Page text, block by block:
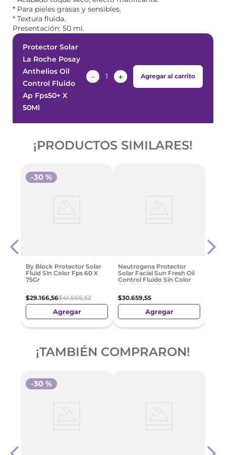
* Para pieles grasas y sensibles.
* Textura fluida.
Presentación: 50 ml.
Protector Solar
La Roche Posay
Anthelios Oil
Control Fluido
Ap Fps50+ X
50Ml
＋
－ Agregar al carrito
¡PRODUCTOS SIMILARES!
By Block Protector Solar
Fluid Sin Color Fps 60 X
75Gr
$29.166,56$41.666,52
-30 %
Agregar
Neutrogena Protector
Solar Facial Sun Fresh Oil
Control Fluido Sin Color
Fps 50+ 40 Ml
$30.659,55
Agregar
50+
¡TAMBIÉN COMPRARON!
-30 %
Ml |